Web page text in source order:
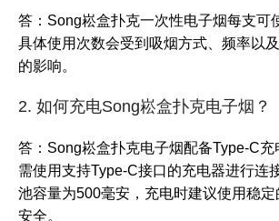
答：Song崧盒扑克一次性电子烟每支可
具体使用次数会受到吸烟方式、频率以
的影响。
2. 如何充电Song崧盒扑克电子烟？
答：Song崧盒扑克电子烟配备Type-C充
需使用支持Type-C接口的充电器进行连
池容量为500毫安，充电时建议使用稳
安全。